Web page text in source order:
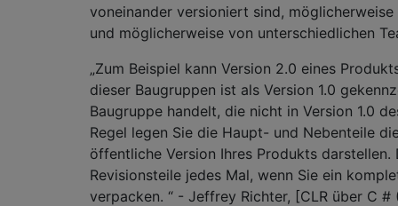
voneinander versioniert sind,
und möglicherweise von unterschiedlichen
„Zum Beispiel kann Version 2.0 eines
dieser Baugruppen ist als Version 1.0
Baugruppe handelt, die nicht in Version 1.0
Regel legen Sie die Haupt- und Nebenteile
öffentliche Version Ihres Produkts darstellen.
Revisionsteile jedes Mal, wenn Sie ein
verpacken. “ - Jeffrey Richter, [CLR über C